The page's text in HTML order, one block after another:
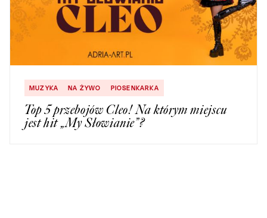
MUZYKA NA ŻYWO PIOSENKARKA
Top 5 przebojów Cleo! Na którym miejscu
jest hit „My Słowianie”?